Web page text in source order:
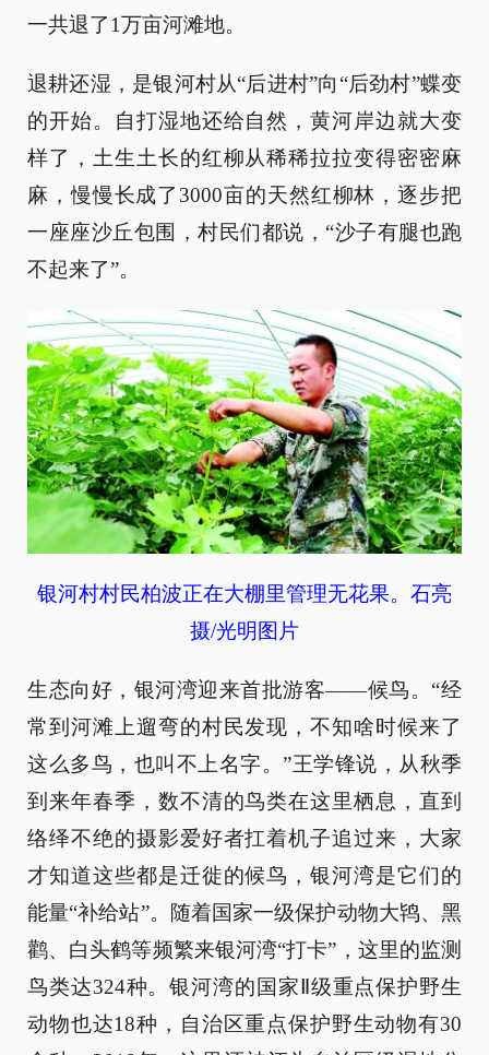
一共退了1万亩河滩地。
退耕还湿，是银河村从“后进村”向“后劲村”蝶变
的开始。自打湿地还给自然，黄河岸边就大变
样了，土生土长的红柳从稀稀拉拉变得密密麻
麻，慢慢长成了3000亩的天然红柳林，逐步把
一座座沙丘包围，村民们都说，“沙子有腿也跑
不起来了”。
银河村村民柏波正在大棚里管理无花果。石亮
摄/光明图片
生态向好，银河湾迎来首批游客——候鸟。“经
常到河滩上遛弯的村民发现，不知啥时候来了
这么多鸟，也叫不上名字。”王学锋说，从秋季
到来年春季，数不清的鸟类在这里栖息，直到
络绎不绝的摄影爱好者扛着机子追过来，大家
才知道这些都是迁徙的候鸟，银河湾是它们的
能量“补给站”。随着国家一级保护动物大鸨、黑
鹳、白头鹤等频繁来银河湾“打卡”，这里的监测
鸟类达324种。银河湾的国家Ⅱ级重点保护野生
动物也达18种，自治区重点保护野生动物有30